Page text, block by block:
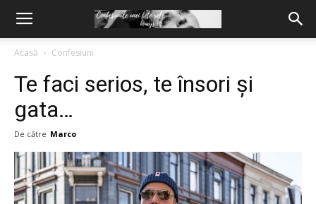
Acasă Confesiuni
Te faci serios, te însori și
gata…
De către Marco